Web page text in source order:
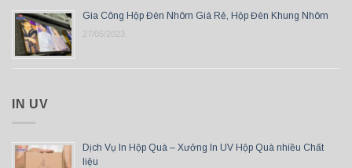
Gia Công Hộp Đèn Nhôm Giá Rẻ, Hộp Đèn Khung Nhôm
27/05/2023
IN UV
Dịch Vụ In Hộp Quà – Xưởng In UV Hộp Quà nhiều Chất
liệu